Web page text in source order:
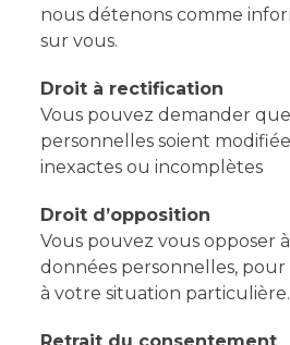
nous détenons comme
sur vous.
Droit à rectification
Vous pouvez demander
personnelles soient
inexactes ou incomplètes
Droit d’opposition
Vous pouvez vous opposer
données personnelles,
à votre situation particulière.